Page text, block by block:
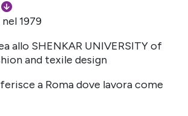
1979
allo SHENKAR UNIVERSITY of
and texile design
a Roma dove lavora come